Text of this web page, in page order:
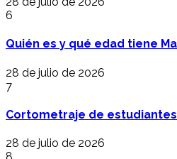
6
Quién es y qué edad tiene
28 de julio de 2026
7
Cortometraje de estudiantes
28 de julio de 2026